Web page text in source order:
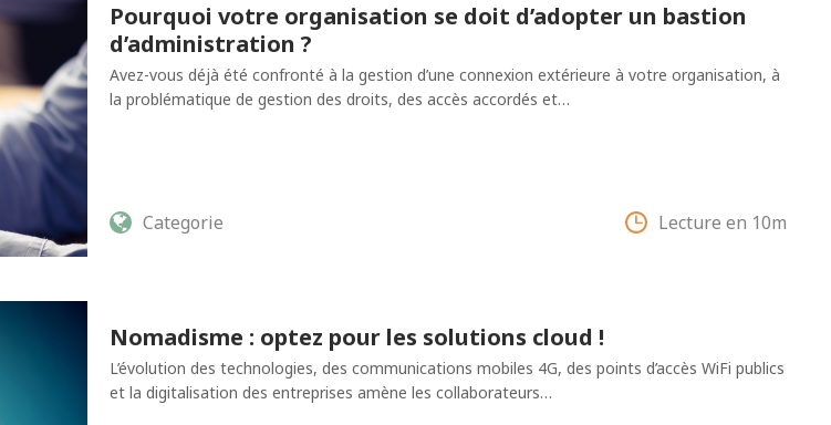
Pourquoi votre organisation se doit d’adopter un bastion
d’administration ?
Avez-vous déjà été confronté à la gestion d’une connexion extérieure à votre organisation, à
la problématique de gestion des droits, des accès accordés et…
Categorie Lecture en 10m
Nomadisme : optez pour les solutions cloud !
L’évolution des technologies, des communications mobiles 4G, des points d’accès WiFi publics
et la digitalisation des entreprises amène les collaborateurs…